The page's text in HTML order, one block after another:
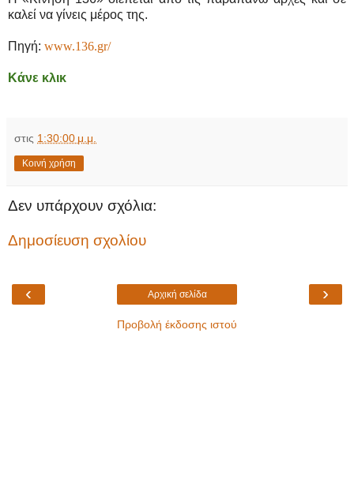
καλεί να γίνεις μέρος της.
Πηγή: www.136.gr/
Κάνε κλικ
στις 1:30:00 μ.μ.
Κοινή χρήση
Δεν υπάρχουν σχόλια:
Δημοσίευση σχολίου
‹ ›
Αρχική σελίδα
Προβολή έκδοσης ιστού